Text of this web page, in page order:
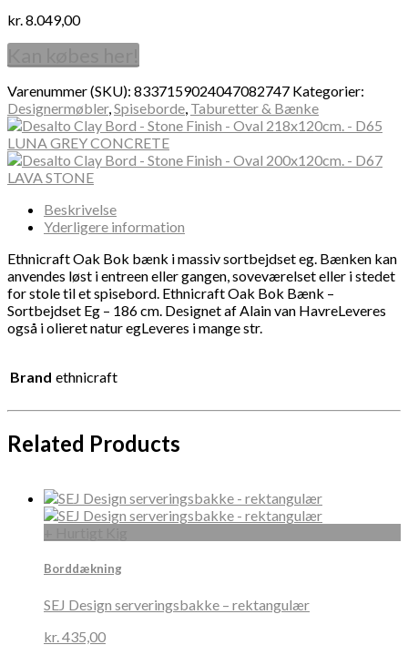
kr.8.049,00
Varenummer (SKU): 8337159024047082747 Kategorier:
Designermøbler,Spiseborde, Taburetter & Bænke
Beskrivelse
Yderligere information
Ethnicraft Oak Bok bænk i massiv sortbejdset eg. Bænken kan
anvendes løst i entreen eller gangen, soveværelset eller i stedet
for stole til et spisebord. Ethnicraft Oak Bok Bænk –
Sortbejdset Eg – 186 cm. Designet af Alain van HavreLeveres
også i olieret natur egLeveres i mange str.
Brand ethnicraft
Related Products
Borddækning
SEJ Design serveringsbakke – rektangulær
kr.435,00